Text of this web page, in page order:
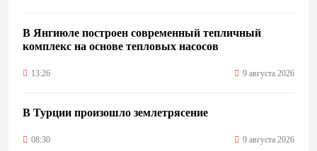
В Янгиюле построен современный тепличный
комплекс на основе тепловых насосов
13:26 9 августа 2026
В Турции произошло землетрясение
08:30 9 августа 2026